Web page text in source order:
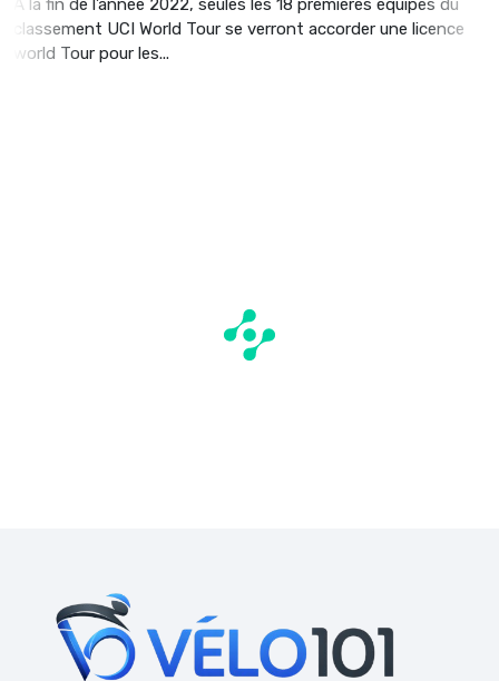
À la fin de l’année 2022, seules les 18 premières équipes du
classement UCI World Tour se verront accorder une licence
world Tour pour les...